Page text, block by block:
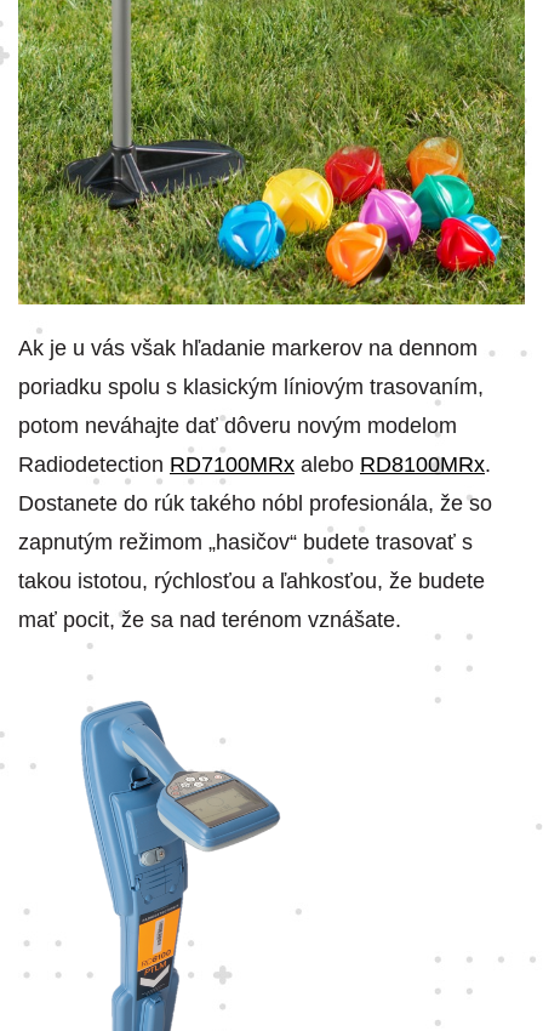
Ak je u vás však hľadanie markerov na dennom
poriadku spolu s klasickým líniovým trasovaním,
potom neváhajte dať dôveru novým modelom
Radiodetection RD7100MRx alebo RD8100MRx.
Dostanete do rúk takého nóbl profesionála, že so
zapnutým režimom „hasičov“ budete trasovať s
takou istotou, rýchlosťou a ľahkosťou, že budete
mať pocit, že sa nad terénom vznášate.